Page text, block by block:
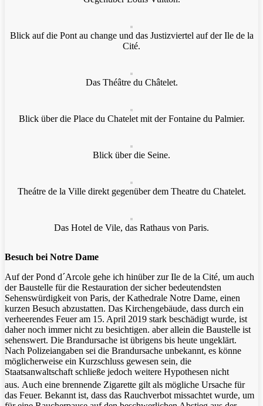
Blick auf die Pont au change und das Justizviertel auf der Ile de la
Cité.
Das Théâtre du Châtelet.
Blick über die Place du Chatelet mit der Fontaine du Palmier.
Blick über die Seine.
Theátre de la Ville direkt gegenüber dem Theatre du Chatelet.
Das Hotel de Vile, das Rathaus von Paris.
Besuch bei Notre Dame
Auf der Pond d´Arcole gehe ich hinüber zur Ile de la Cité, um auch
der Baustelle für die Restauration der sicher bedeutendsten
Sehenswürdigkeit von Paris, der Kathedrale Notre Dame, einen
kurzen Besuch abzustatten. Das Kirchengebäude, dass durch ein
verheerendes Feuer am 15. April 2019 stark beschädigt wurde, ist
daher noch immer nicht zu besichtigen. aber allein die Baustelle ist
sehenswert. Die Brandursache ist übrigens bis heute ungeklärt.
Nach Polizeiangaben sei die Brandursache unbekannt, es könne
möglicherweise ein Kurzschluss gewesen sein, die
Staatsanwaltschaft schließe jedoch weitere Hypothesen nicht
aus. Auch eine brennende Zigarette gilt als mögliche Ursache für
das Feuer. Bekannt ist, dass das Rauchverbot missachtet wurde, um